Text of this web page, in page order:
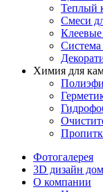
Теплый
Смеси
Клеевые
Химия для
Фотогалерея
3D дизайн
О компании